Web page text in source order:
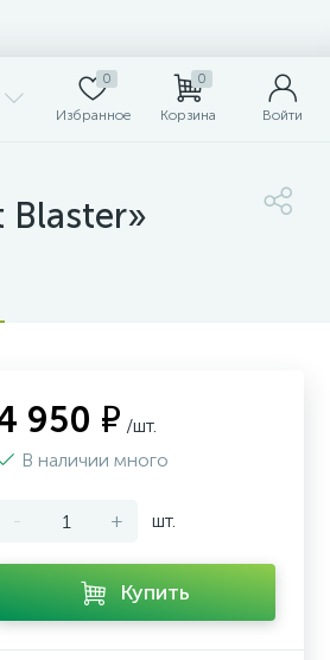
0
Избранное
0
Корзина Войти
Blaster»
950 ₽ /шт.
В наличии много
- + шт.
Купить